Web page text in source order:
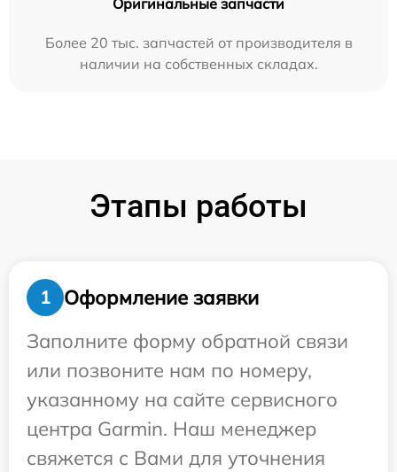
Оригинальные запчасти
Более 20 тыс. запчастей от производителя в
наличии на собственных складах.
Этапы работы
1
Оформление заявки
Заполните форму обратной связи
или позвоните нам по номеру,
указанному на сайте сервисного
центра Garmin. Наш менеджер
свяжется с Вами для уточнения